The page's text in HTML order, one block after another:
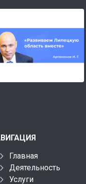
Главная
Деятельность
Услуги